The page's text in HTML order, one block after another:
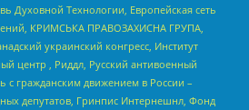
Духовной Технологии, Европейская сеть
КРИМСЬКА ПРАВОЗАХИСНА ГРУПА,
украинский конгресс, Институт
центр , Риддл, Русский антивоенный
гражданским движением в России –
депутатов, Гринпис Интернешнл, Фонд